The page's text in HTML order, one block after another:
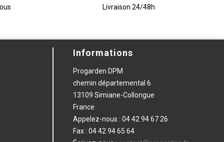
Livraison 24/48h
Informations
Progarden DPM
chemin départemental 6
13109 Simiane-Collongue
France
Appelez-nous : 04 42 94 67 26
Fax : 04 42 94 65 64